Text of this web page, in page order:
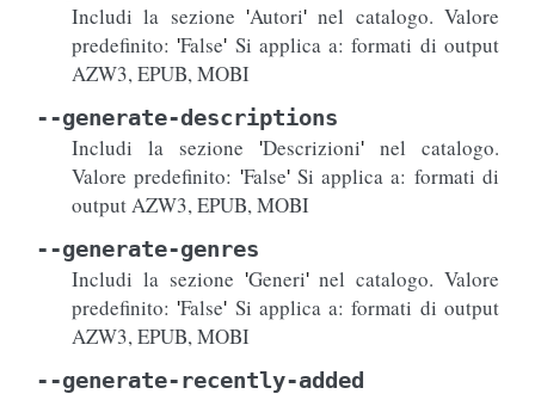
Includi la sezione 'Autori' nel catalogo. Valore
predefinito:'False' Si applica a: formati di output
AZW3, EPUB, MOBI
--generate-descriptions
Includi la sezione 'Descrizioni'
nel catalogo.
Valore predefinito: 'False'Si applica a: formati di
output AZW3, EPUB, MOBI
--generate-genres
Includi la sezione 'Generi'nel catalogo. Valore
predefinito:'False' Si applica a: formati di output
AZW3, EPUB, MOBI
--generate-recently-added